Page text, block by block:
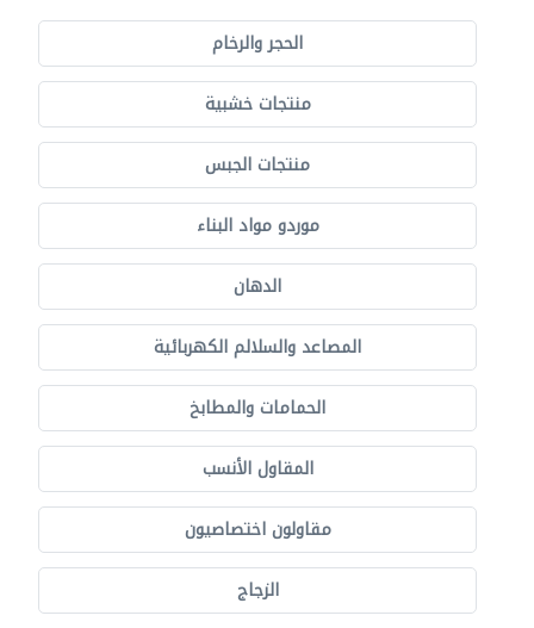
الحجر والرخام
منتجات خشبية
منتجات الجبس
موردو مواد البناء
الدهان
المصاعد والسلالم الكهربائية
الحمامات والمطابخ
المقاول الأنسب
مقاولون اختصاصيون
الزجاج